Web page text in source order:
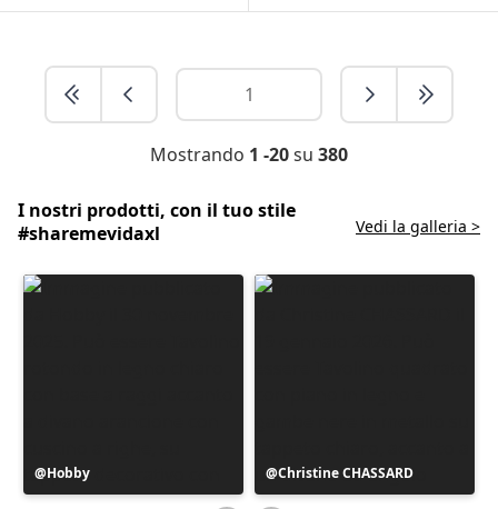
Mostrando 1 -20su 380
I nostri prodotti, con il tuo stile
#sharemevidaxl
Vedi la galleria >
Post
pubblicato
Hobby
Post
pubblicato
Christine CHASSARD